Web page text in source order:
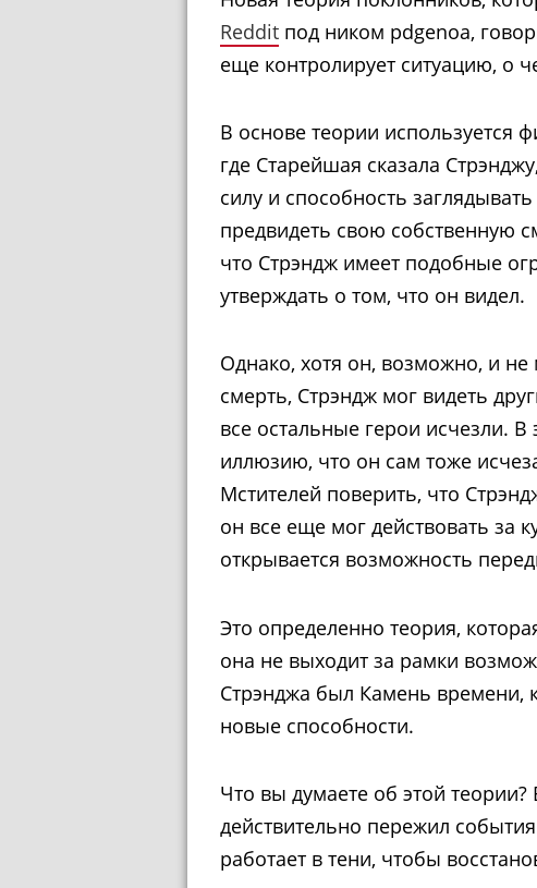
Reddit под ником pdgenoa,
еще контролирует ситуацию, о
В основе теории используется
где Старейшая сказала
силу и способность
предвидеть свою собственную
что Стрэндж имеет подобные
утверждать о том, что он видел.
Однако, хотя он, возможно, и
смерть, Стрэндж мог видеть
все остальные герои исчезли. В
иллюзию, что он сам тоже
Мстителей поверить, что
он все еще мог действовать за
открывается возможность
Это определенно теория,
она не выходит за рамки
Стрэнджа был Камень времени,
новые способности.
Что вы думаете об этой
действительно пережил события
работает в тени, чтобы